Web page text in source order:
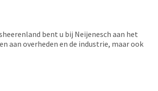
bent u bij Neijenesch aan het
aan overheden en de industrie, maar ook